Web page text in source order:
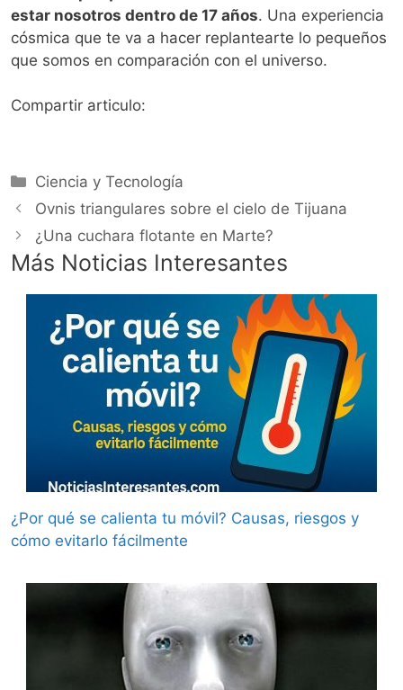
estar nosotros dentro de 17 años. Una experiencia
cósmica que te va a hacer replantearte lo pequeños
que somos en comparación con el universo.
Compartir articulo:
Categorías
Ciencia y Tecnología
Ovnis triangulares sobre el cielo de Tijuana
¿Una cuchara flotante en Marte?
Más Noticias Interesantes
¿Por qué se calienta tu móvil? Causas, riesgos y
cómo evitarlo fácilmente